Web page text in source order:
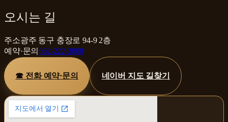
오시는 길
주소광주 동구 충장로 94-9 2층
예약·문의062-222-3888
☎ 전화 예약·문의 네이버 지도 길찾기